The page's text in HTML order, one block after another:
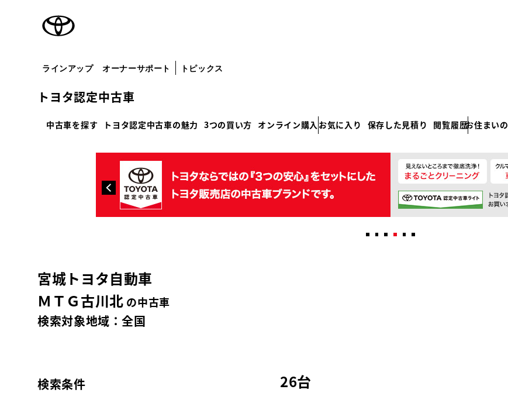
ラインアップ オーナーサポート トピックス
トヨタ認定中古車
中古車を探す トヨタ認定中古車の魅力 3つの買い方 オンライン購入 お気に入り 保存した見積り 閲覧履歴お住まい
宮城トヨタ自動車
ＭＴＧ古川北 の中古車
検索対象地域：全国
検索条件 26台